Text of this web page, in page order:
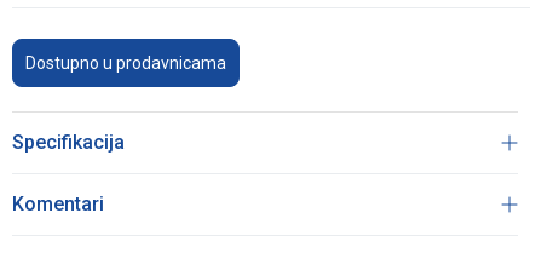
Dostupno u prodavnicama
Specifikacija
Komentari